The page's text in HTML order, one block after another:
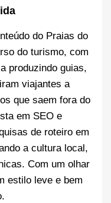
do Praias do
do turismo, com
produzindo guias,
viajantes a
que saem fora do
em SEO e
de roteiro em
a cultura local,
Com um olhar
estilo leve e bem